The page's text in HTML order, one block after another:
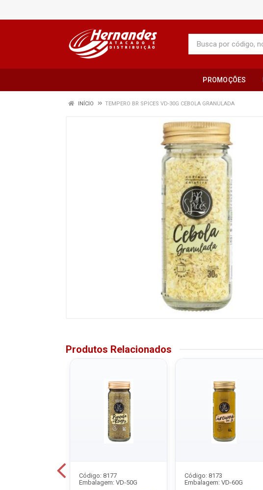
PROMOÇÕES
INÍCIO TEMPERO BR SPICES VD-30G CEBOLA GRANULADA
Produtos Relacionados
Código: 8177
Embalagem: VD-50G
Código: 8173
Embalagem: VD-60G